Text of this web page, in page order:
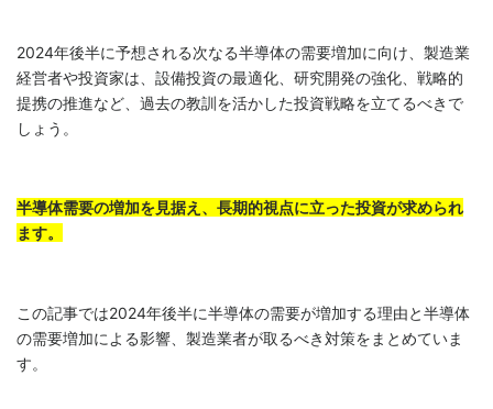
2024年後半に予想される次なる半導体の需要増加に向け、製造業
経営者や投資家は、設備投資の最適化、研究開発の強化、戦略的
提携の推進など、過去の教訓を活かした投資戦略を立てるべきで
しょう。
半導体需要の増加を見据え、長期的視点に立った投資が求められ
ます。
この記事では2024年後半に半導体の需要が増加する理由と半導体
の需要増加による影響、製造業者が取るべき対策をまとめていま
す。